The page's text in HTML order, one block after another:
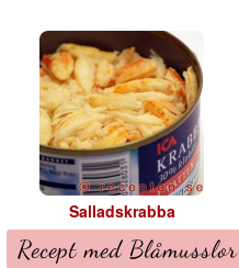
Salladskrabba
Recept med Blåmusslor